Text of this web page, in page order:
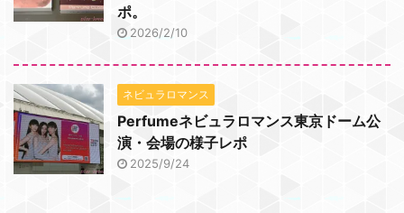
ポ。
2026/2/10
ネビュラロマンス
Perfumeネビュラロマンス東京ドーム公
演・会場の様子レポ
2025/9/24